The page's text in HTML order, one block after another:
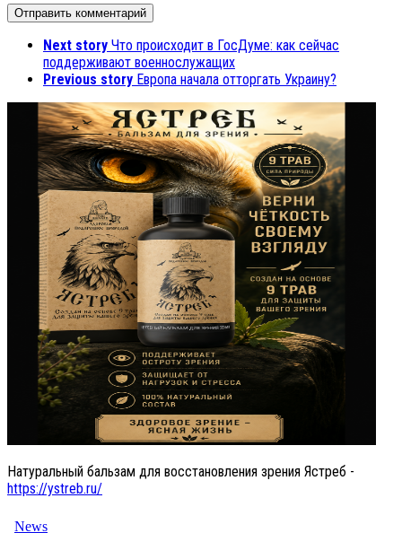
Next story Что происходит в ГосДуме: как сейчас
поддерживают военнослужащих
Previous story Европа начала отторгать Украину?
Натуральный бальзам для восстановления зрения Ястреб -
https://ystreb.ru/